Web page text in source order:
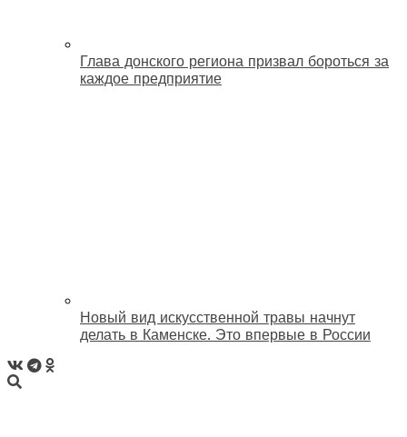
Глава донского региона призвал бороться за
каждое предприятие
Новый вид искусственной травы начнут
делать в Каменске. Это впервые в России